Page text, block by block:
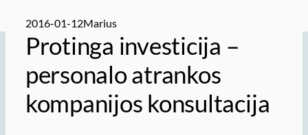
2016-01-12Marius
Protinga investicija –
personalo atrankos
kompanijos konsultacija